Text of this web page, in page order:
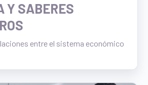
Y SABERES
entre el sistema económico